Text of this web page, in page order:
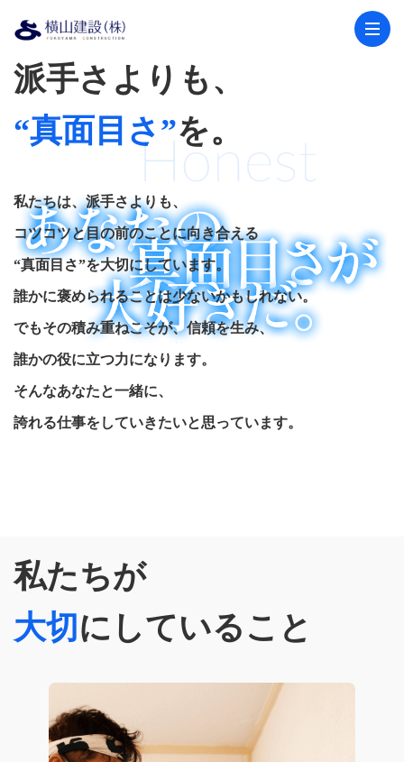
派手さよりも、
“真面目さ”を。
私たちは、派手さよりも、
コツコツと目の前のことに向き合える
“真面目さ”を大切にしています。
誰かに褒められることは少ないかもしれない。
でもその積み重ねこそが、信頼を生み、
誰かの役に立つ力になります。
そんなあなたと一緒に、
誇れる仕事をしていきたいと思っています。
私たちが
大切 にしていること